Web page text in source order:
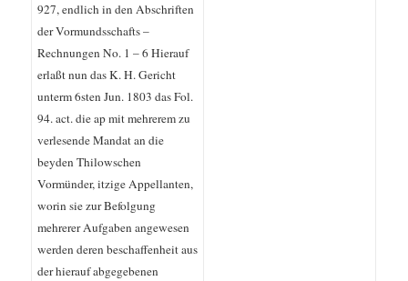
927, endlich in den Abschriften
der Vormundsschafts –
Rechnungen No. 1 – 6 Hierauf
erlaßt nun das K. H. Gericht
unterm 6sten Jun. 1803 das Fol.
94. act. die ap mit mehrerem zu
verlesende Mandat an die
beyden Thilowschen
Vormünder, itzige Appellanten,
worin sie zur Befolgung
mehrerer Aufgaben angewesen
werden deren beschaffenheit aus
der hierauf abgegebenen